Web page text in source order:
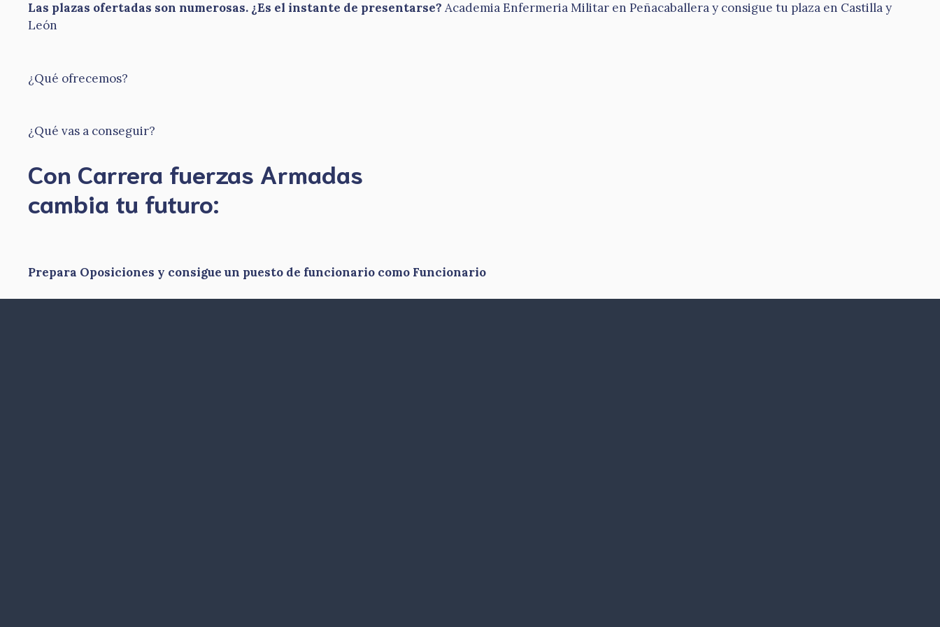
Las plazas ofertadas son numerosas. ¿Es el instante de presentarse? Academia Enfermeria Militar en Peñacaballera y consigue tu plaza en Castilla y
León
¿Qué ofrecemos?
¿Qué vas a conseguir?
Con Carrera fuerzas Armadas
​cambia tu futuro:
Prepara Oposiciones y consigue un puesto de funcionario como Funcionario